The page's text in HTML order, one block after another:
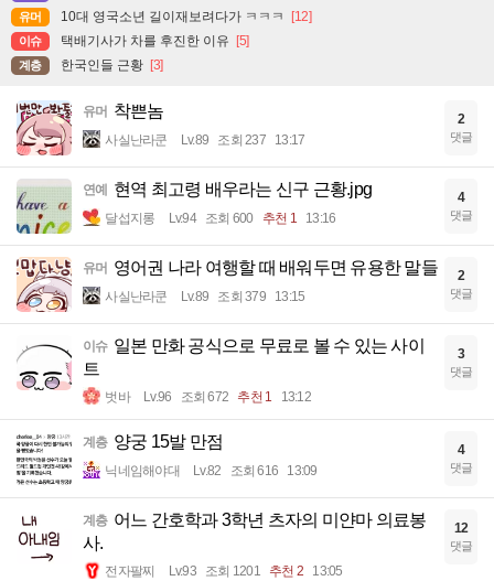
유머 10대 영국소년 길이재보려다가 ㅋㅋㅋ [12]
이슈 택배기사가 차를 후진한 이유 [5]
계층 한국인들 근황 [3]
유머 착쁜놈
사실난라쿤 Lv.89 조회 237 13:17
2
댓글
연예 현역 최고령 배우라는 신구 근황.jpg
달섭지롱 Lv.94 조회 600 추천 1 13:16
4
댓글
유머 영어권 나라 여행할 때 배워두면 유용한 말들
사실난라쿤 Lv.89 조회 379 13:15
2
댓글
이슈 일본 만화 공식으로 무료로 볼 수 있는 사이
트
벗바 Lv.96 조회 672 추천 1 13:12
3
댓글
계층 양궁 15발 만점
닉네임해야대 Lv.82 조회 616 13:09
4
댓글
계층 어느 간호학과 3학년 츠자의 미얀마 의료봉
사.
전자팔찌 Lv.93 조회 1201 추천 2 13:05
12
댓글